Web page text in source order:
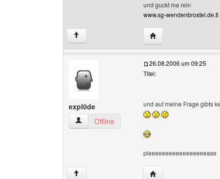
und guckt ma rein
www.sg-wendenbrostel.de.tl
↑ Website dieses
expl0de
expl0de Benutzer-Profile anzeigen
Offline
26.08.2006 um 09:25
Titel:
und auf meine Frage gibts
pleeeeeeeeeeeeeeeeease
↑ Website dieses